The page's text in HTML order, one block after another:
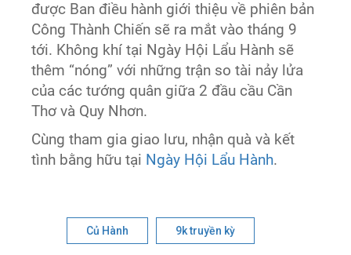
được Ban điều hành giới thiệu về phiên bản
Công Thành Chiến sẽ ra mắt vào tháng 9
tới. Không khí tại Ngày Hội Lẩu Hành sẽ
thêm “nóng” với những trận so tài nảy lửa
của các tướng quân giữa 2 đầu cầu Cần
Thơ và Quy Nhơn.
Cùng tham gia giao lưu, nhận quà và kết
tình bằng hữu tại Ngày Hội Lẩu Hành.
Củ Hành 9k truyền kỳ